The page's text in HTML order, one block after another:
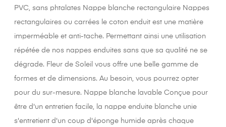
PVC, sans phtalates Nappe blanche rectangulaire Nappes
rectangulaires ou carrées le coton enduit est une matière
imperméable et anti-tache. Permettant ainsi une utilisation
répétée de nos nappes enduites sans que sa qualité ne se
dégrade. Fleur de Soleil vous offre une belle gamme de
formes et de dimensions. Au besoin, vous pourrez opter
pour du sur-mesure. Nappe blanche lavable Conçue pour
être d'un entretien facile, la nappe enduite blanche unie
s'entretient d'un coup d'éponge humide après chaque